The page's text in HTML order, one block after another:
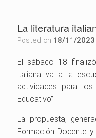
La literatura
Posted on 18/11/2023
El sábado 18
italiana va a la
actividades para
Educativo”.
La propuesta,
Formación Docente